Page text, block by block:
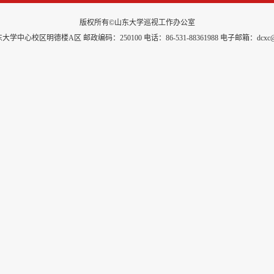
版权所有©山东大学巡视工作办公室
学中心校区明德楼A区 邮政编码：250100 电话：86-531-88361988 电子邮箱：